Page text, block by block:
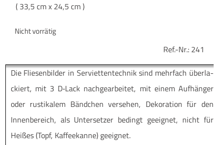
( 33,5 cm x 24,5 cm )
Nicht vorrätig
Ref.-Nr.: 241
Die Flie­sen­bil­der in Ser­vi­et­ten­tech­nik sind mehr­fach über­la­
ckiert, mit 3 D‑Lack nach­ge­ar­bei­tet, mit einem Auf­hän­ger
oder rus­ti­ka­lem Bänd­chen ver­se­hen, Deko­ra­ti­on für den
Innen­be­reich, als Unter­set­zer bedingt geeig­net, nicht für
Hei­ßes (Topf, Kaf­fee­kan­ne) geeignet.